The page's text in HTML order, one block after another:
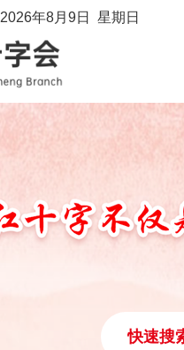
2026年8月9日 星期日
快速搜